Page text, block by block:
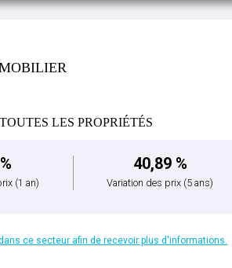
TOUTES LES PROPRIÉTÉS
(1 an)
40,89 %
Variation des prix (5 ans)
ce secteur afin de recevoir plus d'informations.